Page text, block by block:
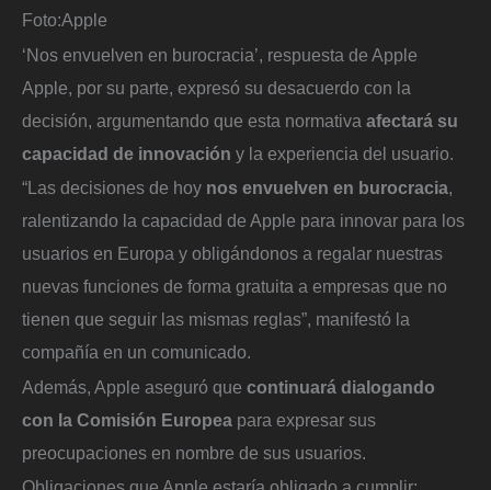
Foto:Apple
‘Nos envuelven en burocracia’, respuesta de Apple
Apple, por su parte, expresó su desacuerdo con la
decisión, argumentando que esta normativa afectará su
capacidad de innovación y la experiencia del usuario.
“Las decisiones de hoy nos envuelven en burocracia,
ralentizando la capacidad de Apple para innovar para los
usuarios en Europa y obligándonos a regalar nuestras
nuevas funciones de forma gratuita a empresas que no
tienen que seguir las mismas reglas”, manifestó la
compañía en un comunicado.
Además, Apple aseguró que continuará dialogando
con la Comisión Europea para expresar sus
preocupaciones en nombre de sus usuarios.